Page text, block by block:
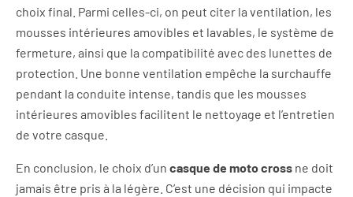
choix final. Parmi celles-ci, on peut citer la ventilation, les
mousses intérieures amovibles et lavables, le système de
fermeture, ainsi que la compatibilité avec des lunettes de
protection. Une bonne ventilation empêche la surchauffe
pendant la conduite intense, tandis que les mousses
intérieures amovibles facilitent le nettoyage et l’entretien
de votre casque.
En conclusion, le choix d’un casque de moto cross ne doit
jamais être pris à la légère. C’est une décision qui impacte